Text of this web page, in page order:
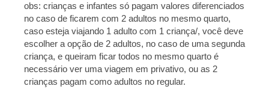
obs: crianças e infantes só pagam valores diferenciados
no caso de ficarem com 2 adultos no mesmo quarto,
caso esteja viajando 1 adulto com 1 criança/, você deve
escolher a opção de 2 adultos, no caso de uma segunda
criança, e queiram ficar todos no mesmo quarto é
necessário ver uma viagem em privativo, ou as 2
crianças pagam como adultos no regular.